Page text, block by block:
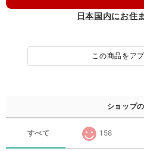
日本国内にお住
この商品をア
ショップ
すべて 158